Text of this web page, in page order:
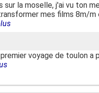
sur la moselle, j'ai vu ton
mes films 8m/
voyage de toulon